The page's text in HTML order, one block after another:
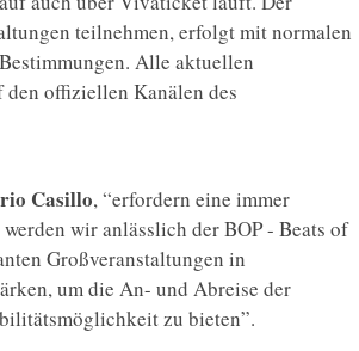
teilnehmen, erfolgt mit normalen
Alle aktuellen
offiziellen Kanälen des
Casillo, “erfordern eine immer
wir anlässlich der BOP - Beats of
Großveranstaltungen in
um die An- und Abreise der
zu bieten”.